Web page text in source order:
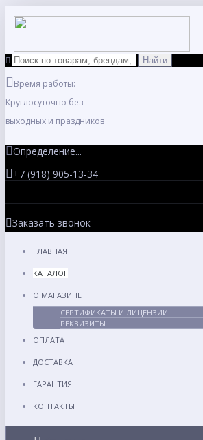
Время работы:
Круглосуточно без
выходных и праздников
Определение...
+7 (918) 905-13-34
Заказать звонок
ГЛАВНАЯ
КАТАЛОГ
О МАГАЗИНЕ
СЕРТИФИКАТЫ И ЛИЦЕНЗИИ
РЕКВИЗИТЫ
ОПЛАТА
ДОСТАВКА
ГАРАНТИЯ
КОНТАКТЫ